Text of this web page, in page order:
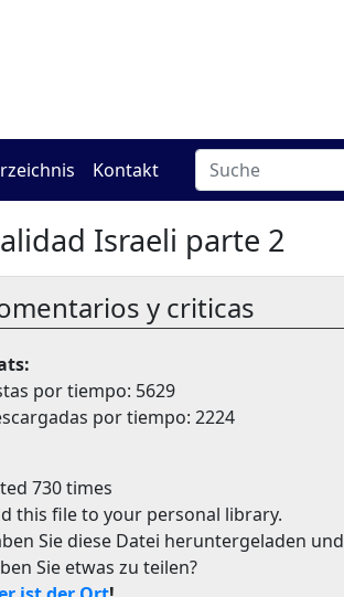
Kontakt
Israeli parte 2
y criticas
por tiempo: 5629
por tiempo: 2224
730 times
this file to your personal library.
Sie diese Datei heruntergeladen und
Sie etwas zu teilen?